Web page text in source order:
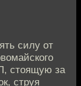
силу от
стоящую за
струя